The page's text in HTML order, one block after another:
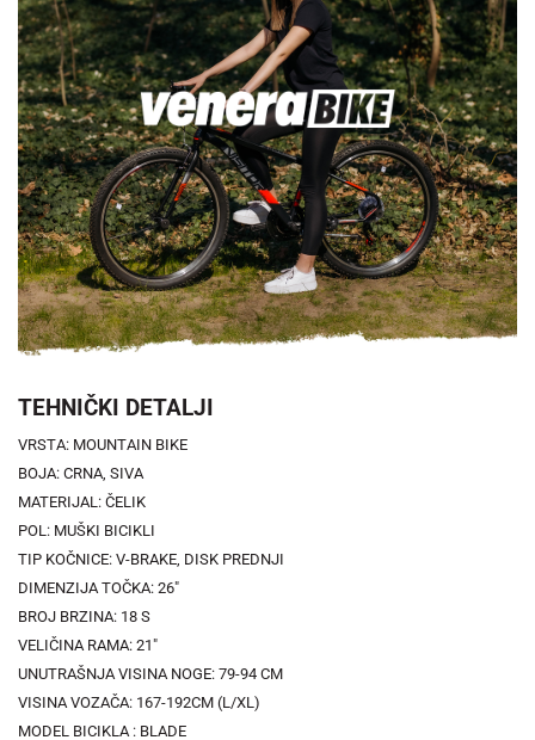
TEHNIČKI DETALJI
VRSTA: MOUNTAIN BIKE
BOJA: CRNA, SIVA
MATERIJAL: ČELIK
POL: MUŠKI BICIKLI
TIP KOČNICE: V-BRAKE, DISK PREDNJI
DIMENZIJA TOČKA: 26"
BROJ BRZINA: 18 S
VELIČINA RAMA: 21"
UNUTRAŠNJA VISINA NOGE: 79-94 CM
VISINA VOZAČA: 167-192CM (L/XL)
MODEL BICIKLA : BLADE